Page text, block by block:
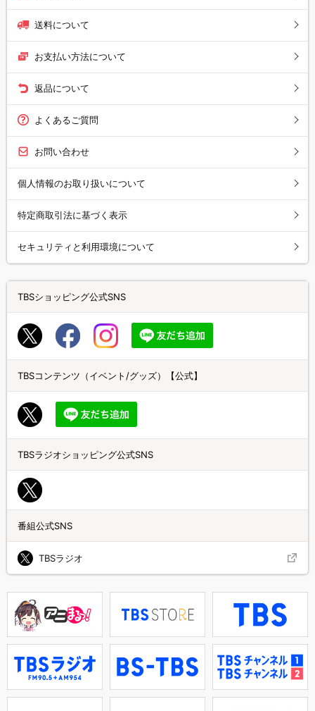
送料について
お支払い方法について
返品について
よくあるご質問
お問い合わせ
個人情報のお取り扱いについて
特定商取引法に基づく表示
セキュリティと利用環境について
TBSショッピング公式SNS
TBSコンテンツ（イベント/グッズ）【公式】
TBSラジオショッピング公式SNS
番組公式SNS
TBSラジオ